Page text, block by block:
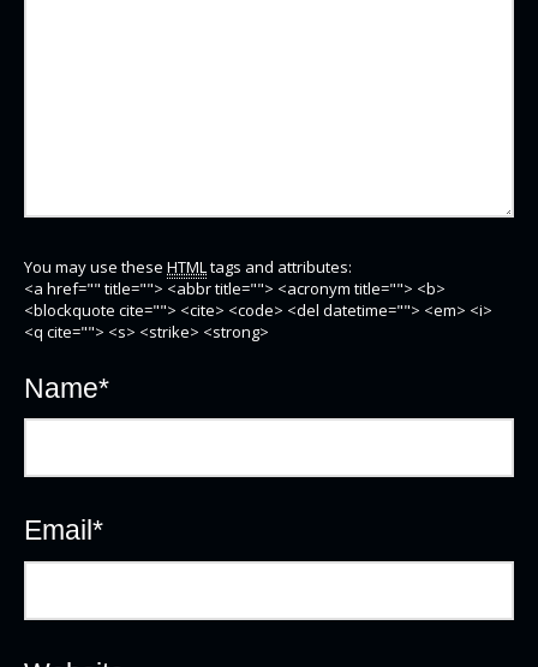
You may use these HTMLtags and attributes:
<a href="" title=""> <abbr title=""> <acronym title=""> <b>
<blockquote cite=""> <cite> <code> <del datetime=""> <em> <i>
<q cite=""> <s> <strike> <strong>
Name*
Email *